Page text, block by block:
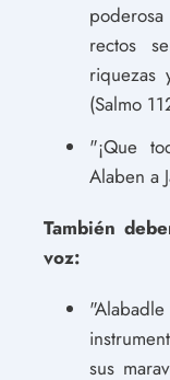
rectos
riquezas
(Salmo
"¡Que
Alaben a
También
voz:
sus